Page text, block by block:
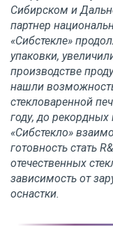
Сибирском и
партнер
«Сибстекле»
упаковки,
производстве
нашли
стекловаренной
году, до рекордных
«Сибстекло»
готовность стать
отечественных
зависимость от
оснастки.